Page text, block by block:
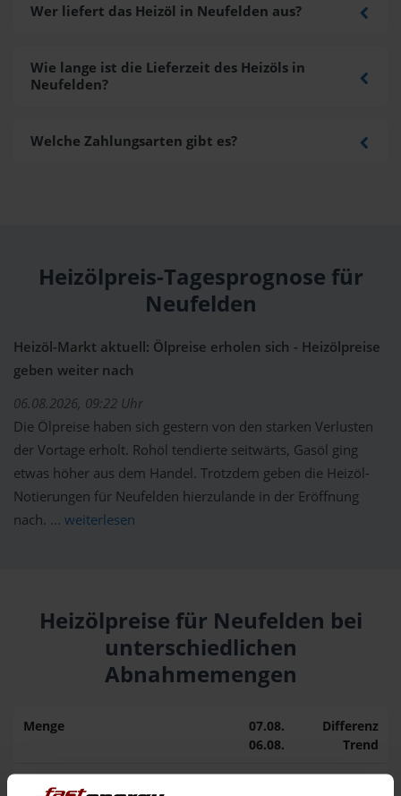
Wer liefert das Heizöl in Neufelden aus?
Wie lange ist die Lieferzeit des Heizöls in
Neufelden?
Welche Zahlungsarten gibt es?
Heizölpreis-Tagesprognose für
Neufelden
Heizöl-Markt aktuell: Ölpreise erholen sich - Heizölpreise
geben weiter nach
06.08.2026, 09:22 Uhr
Die Ölpreise haben sich gestern von den starken Verlusten
der Vortage erholt. Rohöl tendierte seitwärts, Gasöl ging
etwas höher aus dem Handel. Trotzdem geben die Heizöl-
Notierungen für Neufelden hierzulande in der Eröffnung
nach. ... weiterlesen
Heizölpreise für Neufelden bei
unterschiedlichen
Abnahmemengen
Menge
07.08.
06.08.
Differenz
Trend